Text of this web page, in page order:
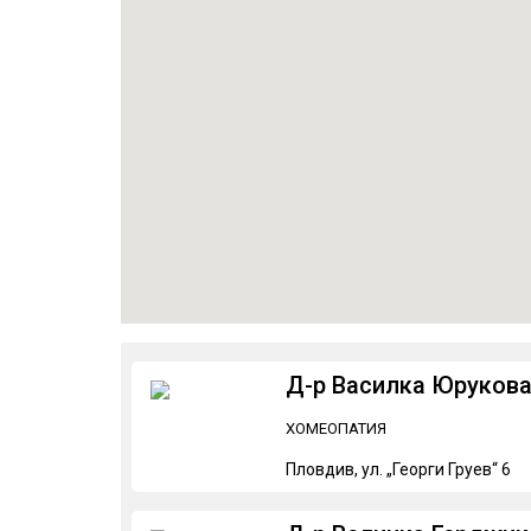
Д-р Василка Юрукова
ХОМЕОПАТИЯ
Пловдив, ул. „Георги Груев“ 6